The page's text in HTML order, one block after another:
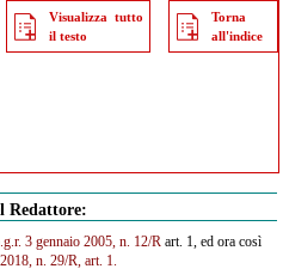
Visualizza tutto
il testo
Torna
all'indice
Redattore:
3 gennaio 2005, n. 12/Rart. 1, ed ora così
n. 29/R, art. 1.